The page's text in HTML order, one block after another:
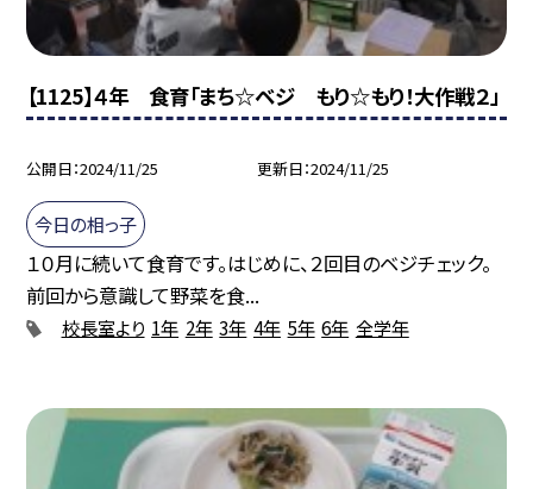
【1125】４年 食育「まち☆ベジ もり☆もり！大作戦２」
公開日 2024/11/25 更新日 2024/11/25
今日の相っ子
１０月に続いて食育です。はじめに、２回目のベジチェック。
前回から意識して野菜を食...
校長室より 1年 2年 3年 4年 5年 6年 全学年